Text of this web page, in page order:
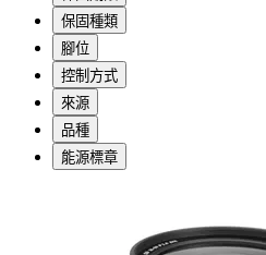
保固種類
腳位
控制方式
來源
品種
能源標章